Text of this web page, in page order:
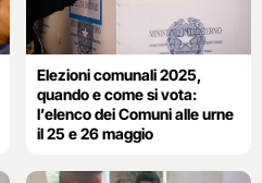
Elezioni comunali 2025,
quando e come si vota:
l’elenco dei Comuni alle urne
il 25 e 26 maggio